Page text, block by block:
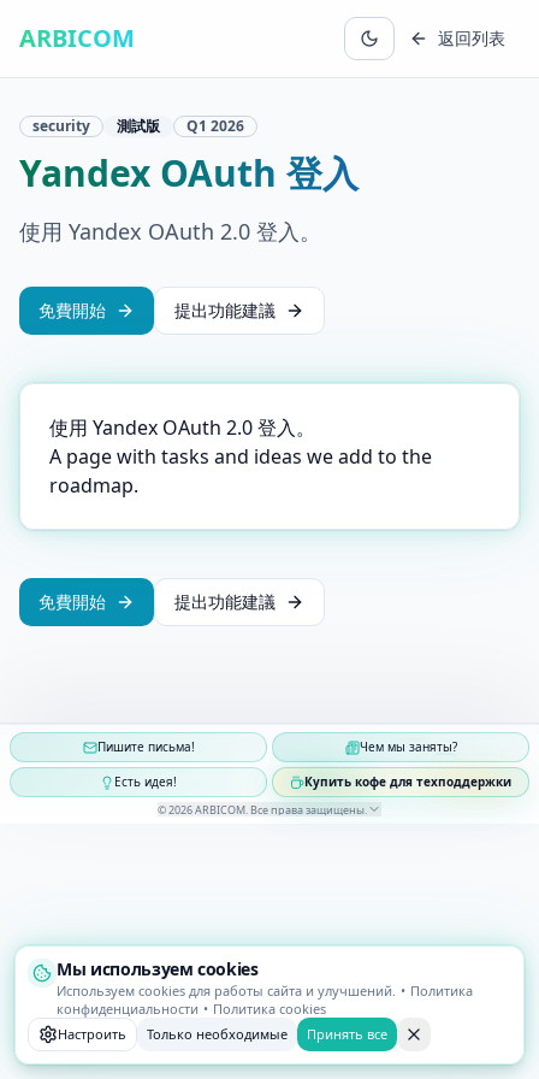
ARBICOM 返回列表
security 測試版 Q1 2026
Yandex OAuth 登入
使用 Yandex OAuth 2.0 登入。
免費開始 提出功能建議
使用 Yandex OAuth 2.0 登入。
A page with tasks and ideas we add to the
roadmap.
免費開始 提出功能建議
Пишите письма! Чем мы заняты?
Есть идея! Купить кофе для техподдержки
© 2026ARBICOM Все права защищены
Мы используем cookies
Используем cookies для работы сайта и улучшений. • Политика
конфиденциальности • Политика cookies
Настроить
Только необходимые Принять все